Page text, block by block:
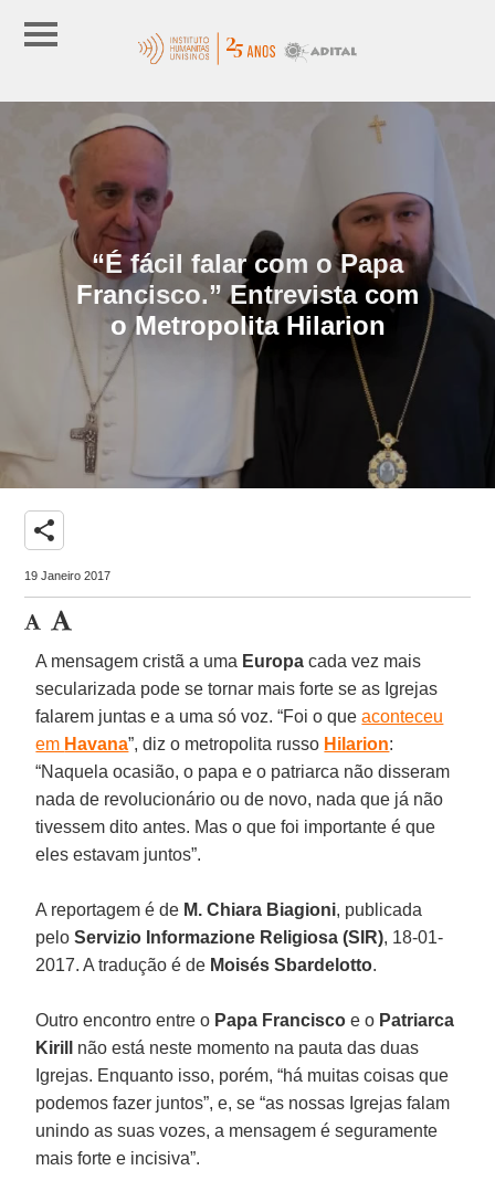
“É fácil falar com o Papa
Francisco.” Entrevista com
o Metropolita Hilarion
share
19 Janeiro 2017
A mensagem cristã a uma Europa cada vez mais
secularizada pode se tornar mais forte se as Igrejas
falarem juntas e a uma só voz. “Foi o queaconteceu
em Havana”, diz o metropolita russo Hilarion:
“Naquela ocasião, o papa e o patriarca não disseram
nada de revolucionário ou de novo, nada que já não
tivessem dito antes. Mas o que foi importante é que
eles estavam juntos”.
A reportagem é de M. Chiara Biagioni, publicada
peloServizio Informazione Religiosa (SIR), 18-01-
2017. A tradução é de Moisés Sbardelotto.
Outro encontro entre o Papa Francisco e o Patriarca
Kirill
não está neste momento na pauta das duas
Igrejas. Enquanto isso, porém, “há muitas coisas que
podemos fazer juntos”, e, se “as nossas Igrejas falam
unindo as suas vozes, a mensagem é seguramente
mais forte e incisiva”.